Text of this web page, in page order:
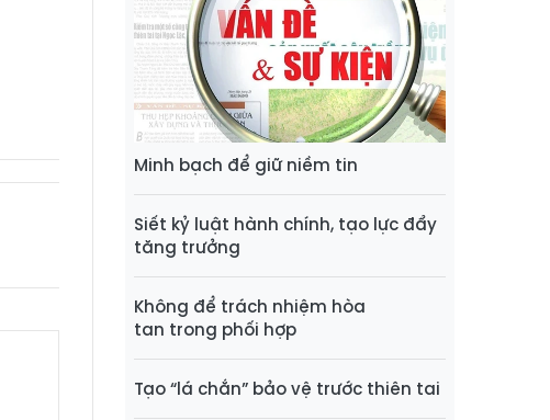
Minh bạch để giữ niềm tin
Siết kỷ luật hành chính, tạo lực đẩy
tăng trưởng
Không để trách nhiệm hòa
tan trong phối hợp
Tạo “lá chắn” bảo vệ trước thiên tai